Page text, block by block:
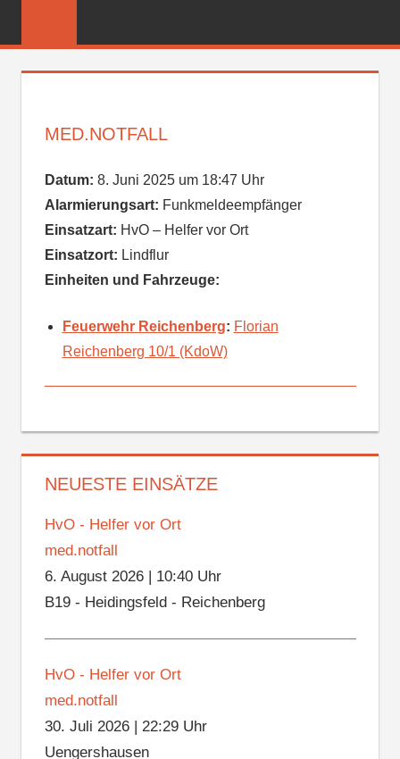
FEUERWEHR
MED.NOTFALL
Datum: 8. Juni 2025 um 18:47 Uhr
Alarmierungsart: Funkmeldeempfänger
Einsatzart: HvO – Helfer vor Ort
Einsatzort: Lindflur
Einheiten und Fahrzeuge:
Feuerwehr Reichenberg: Florian
Reichenberg 10/1 (KdoW)
NEUESTE EINSÄTZE
HvO - Helfer vor Ort
med.notfall
6. August 2026| 10:40 Uhr
B19 - Heidingsfeld - Reichenberg
HvO - Helfer vor Ort
med.notfall
30. Juli 2026| 22:29 Uhr
Uengershausen